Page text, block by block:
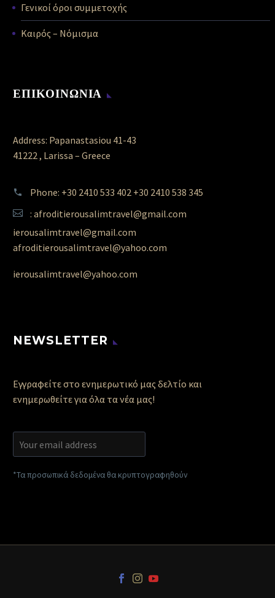
Γενικοί όροι συμμετοχής
Καιρός – Νόμισμα
ΕΠΙΚΟΙΝΩΝΙΑ
Address: Papanastasiou 41-43
41222 , Larissa – Greece
Phone: +30 2410 533 402 +30 2410 538 345
: afroditierousalimtravel@gmail.com
ierousalimtravel@gmail.com
afroditierousalimtravel@yahoo.com
ierousalimtravel@yahoo.com
NEWSLETTER
Εγγραφείτε στο ενημερωτικό μας δελτίο και
ενημερωθείτε για όλα τα νέα μας!
*Τα προσωπικά δεδομένα θα κρυπτογραφηθούν